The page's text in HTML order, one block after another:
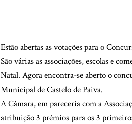
Estão abertas as votações para o
São várias as associações, escolas e
Natal. Agora encontra-se aberto o
Municipal de Castelo de Paiva.
A Câmara, em pareceria com a
atribuição 3 prémios para os 3